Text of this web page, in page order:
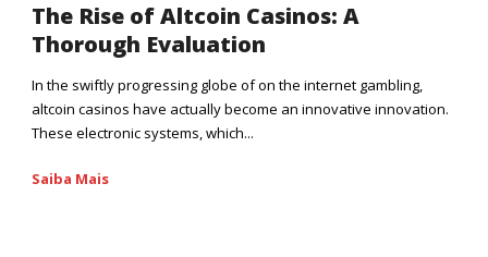
The Rise of Altcoin Casinos: A
Thorough Evaluation
In the swiftly progressing globe of on the internet gambling,
altcoin casinos have actually become an innovative innovation.
These electronic systems, which...
Saiba Mais